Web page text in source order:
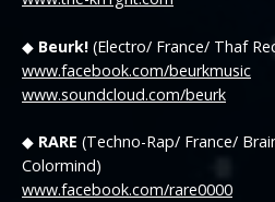
◆ Beurk! (Electro/ France/ Thaf
www.facebook.com/beurkmusic
www.soundcloud.com/beurk
◆ RARE (Techno-Rap/ France/
Colormind)
www.facebook.com/rare0000